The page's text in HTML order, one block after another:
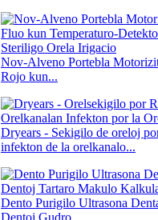
Nov-Alveno Portebla
Rojo kun...
Dryears - Sekigilo de oreloj
infekton de la orelkanalo...
Dento Purigilo Ultrasona